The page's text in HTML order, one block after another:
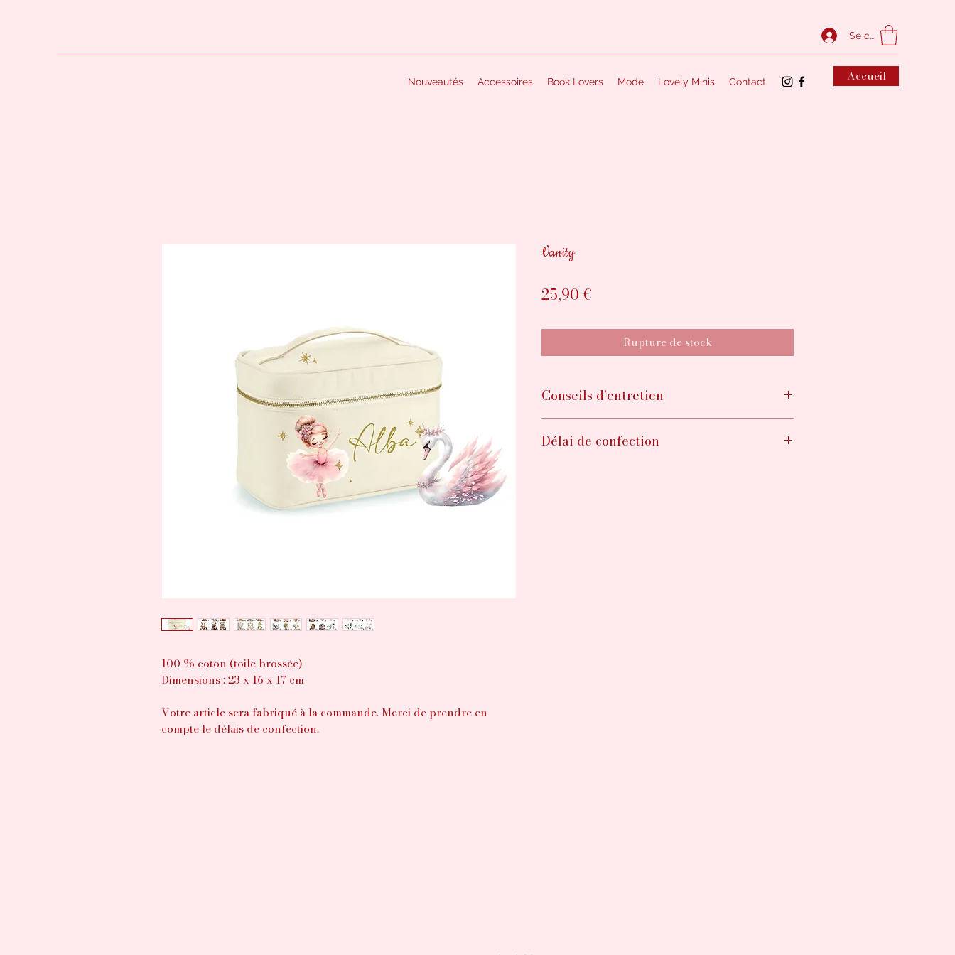
Se connecter
Nouveautés Accessoires Book Lovers Mode Lovely Minis Contact Accueil
100 % coton (toile brossée)
Dimensions : 23 x 16 x 17 cm
Votre article sera fabriqué à la commande. Merci de prendre en
compte le délais de confection.
Vanity
25,90 €
Rupture de stock
Conseils d'entretien
Délai de confection